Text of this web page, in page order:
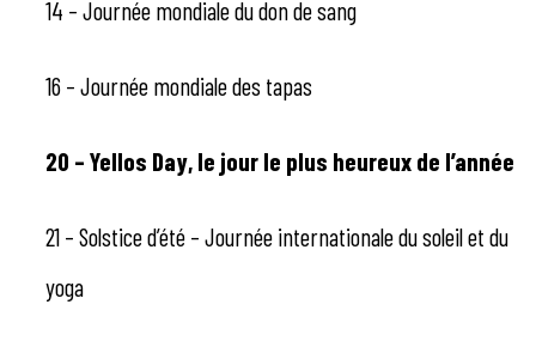
14 – Journée mondiale du don de sang
16 – Journée mondiale des tapas
20 – Yellos Day, le jour le plus heureux de l’année
21 – Solstice d’été – Journée internationale du soleil et du
yoga